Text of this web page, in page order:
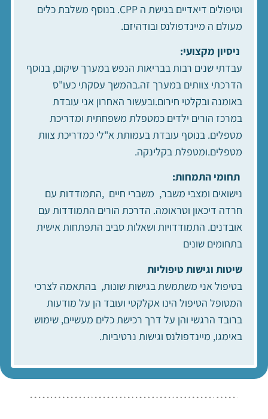
וטיפולים דיאדיים בגישת ה CPP. בנוסף משלבת כלים
מעולם ה מיינדפולנס ובודהיזם.
ניסיון מקצועי:
עבדתי שנים רבות בבריאות הנפש במערך שיקום, בנוסף
הדרכתי צוותים במערך זה.בהמשך עסקתי כעו"ס
באומנה ובקלטי חירום.ובעשור האחרון אני עובדת
במרכז הורים ילדים כמטפלת משפחתית ומדריכת
מטפלים. בנוסף עובדת בעמותת א"לי כמדריכת צוות
מטפלים.ומטפלת בקלינקה.
תחומי התמחות:
נישואים ומצבי משבר, משברי חיים ,התמודדות עם
חרדה דיכאון וטראומה. הדרכת הורים התמודדות עם
אובדנים. התמודדויות ושאלות סביב התפתחות אישית
בתחומים שונים
שיטות וגישות טיפוליות
בטיפול אני משתמשת בגישות שונות, בהתאמה לצרכי
המטופל הטיפול הינו אקלקטי ועובד הן על מודעות
ברובד הרגשי והן על דרך רכישת כלים מעשיים, שימוש
באימגו, מיינדפולנס וגישות נרטיביות.